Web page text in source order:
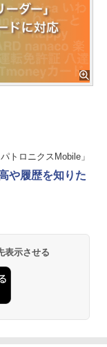
トロニクスMobile」
や履歴を知りた
表示させる